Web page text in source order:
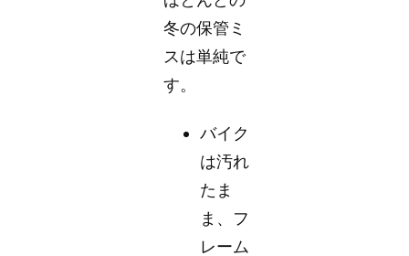
冬の保管ミ
スは単純で
す。
バイク
は汚れ
たま
ま、フ
レーム